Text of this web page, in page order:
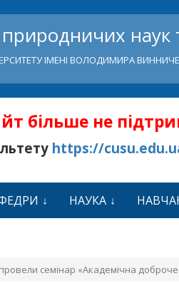
наук
ІМЕНІ ВОЛОДИМИРА
більше не
https://
НАУКА
семінар «Академічна